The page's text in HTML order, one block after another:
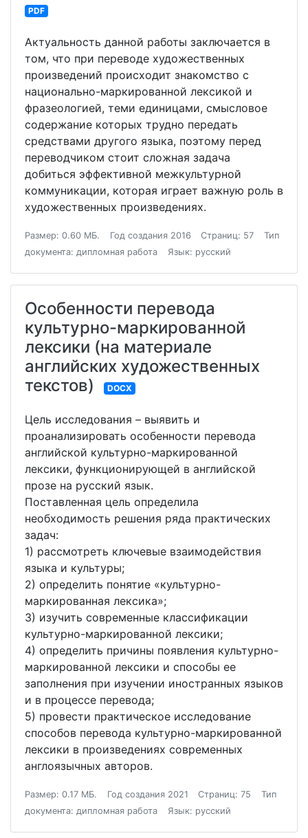
PDF
Актуальность данной работы заключается в
том, что при переводе художественных
произведений происходит знакомство с
национально-маркированной лексикой и
фразеологией, теми единицами, смысловое
содержание которых трудно передать
средствами другого языка, поэтому перед
переводчиком стоит сложная задача
добиться эффективной межкультурной
коммуникации, которая играет важную роль в
художественных произведениях.
Размер: 0.60 МБ. Год создания 2016 Страниц: 57
Тип
документа: дипломная работа
Язык: русский
Особенности перевода
культурно-маркированной
лексики (на материале
английских художественных
текстов)
DOCX
Цель исследования – выявить и
проанализировать особенности перевода
английской культурно-маркированной
лексики, функционирующей в английской
прозе на русский язык.
Поставленная цель определила
необходимость решения ряда практических
задач:
1) рассмотреть ключевые взаимодействия
языка и культуры;
2) определить понятие «культурно-
маркированная лексика»;
3) изучить современные классификации
культурно-маркированной лексики;
4) определить причины появления культурно-
маркированной лексики и способы ее
заполнения при изучении иностранных языков
и в процессе перевода;
5) провести практическое исследование
способов перевода культурно-маркированной
лексики в произведениях современных
англоязычных авторов.
Размер: 0.17 МБ. Год создания 2021 Страниц: 75
Тип
документа: дипломная работа
Язык: русский